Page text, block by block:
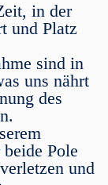
in der
und Platz
sind in
uns nährt
des
Pole
und